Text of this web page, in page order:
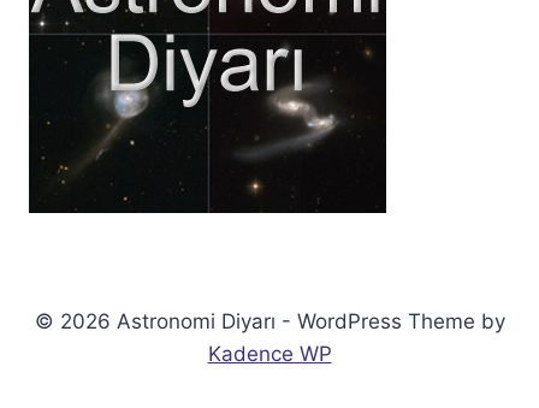
© 2026 Astronomi Diyarı - WordPress Theme by
Kadence WP